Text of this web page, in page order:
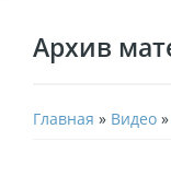
Архив
Главная » Видео »